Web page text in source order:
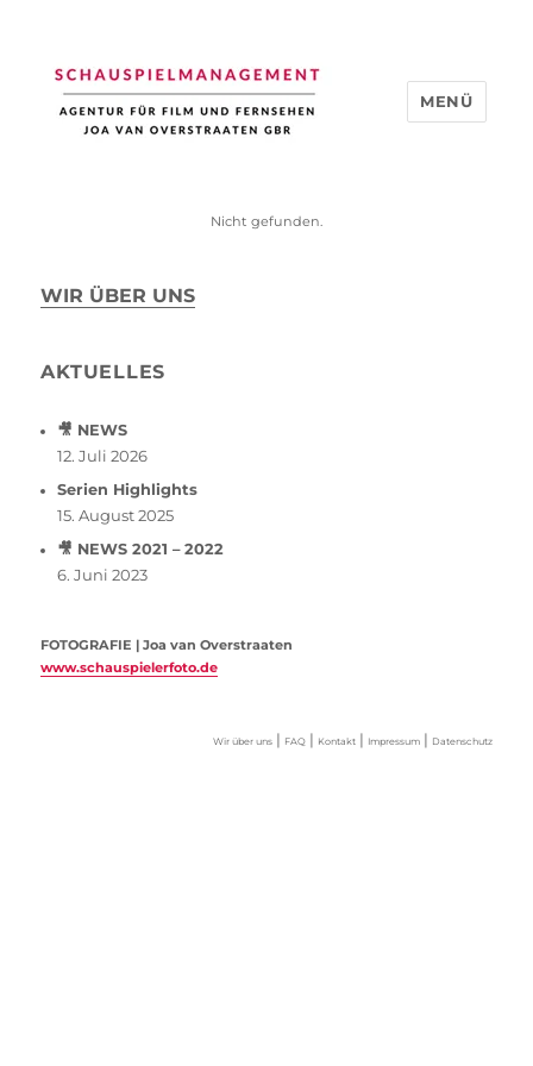
MENÜ
Nicht gefunden.
WIR ÜBER UNS
AKTUELLES
🎥 NEWS
12. Juli 2026
Serien Highlights
15. August 2025
🎥 NEWS 2021 – 2022
6. Juni 2023
FOTOGRAFIE | Joa van Overstraaten
www.schauspielerfoto.de
Wir über uns| FAQ| Kontakt| Impressum| Datenschutz